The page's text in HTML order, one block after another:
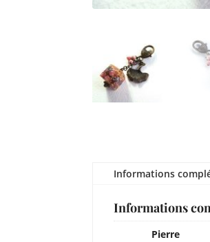
Informations
Informations
Pierre